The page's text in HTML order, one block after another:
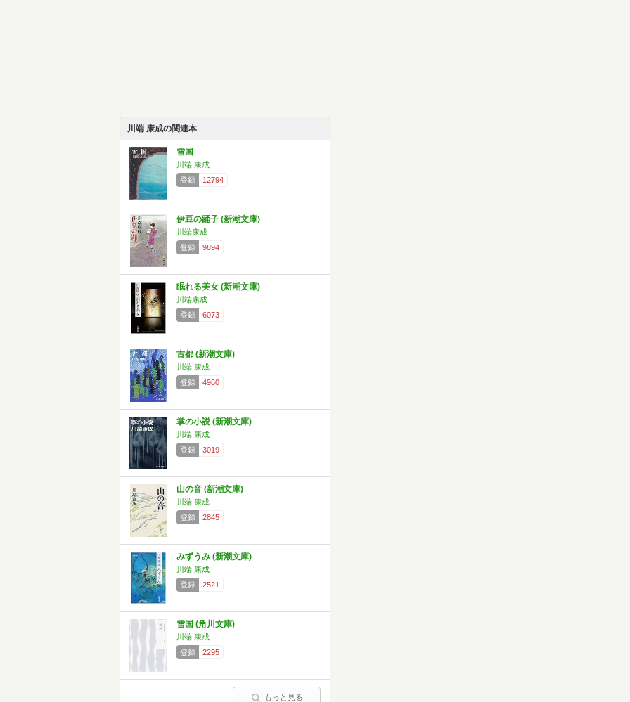
川端 康成の関連本
雪国
川端 康成
登録
12794
伊豆の踊子 (新潮文庫)
川端康成
登録
9894
眠れる美女 (新潮文庫)
川端康成
登録
6073
古都 (新潮文庫)
川端 康成
登録
4960
掌の小説 (新潮文庫)
川端 康成
登録
3019
山の音 (新潮文庫)
川端 康成
登録
2845
みずうみ (新潮文庫)
川端 康成
登録
2521
雪国 (角川文庫)
川端 康成
登録
2295
もっと見る